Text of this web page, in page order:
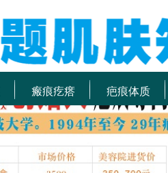
瘢痕疙瘩 疤痕体质